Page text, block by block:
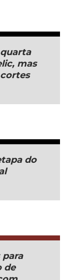
mas
do
para
de